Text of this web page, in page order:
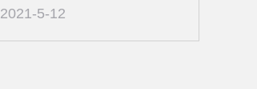
2021-5-12